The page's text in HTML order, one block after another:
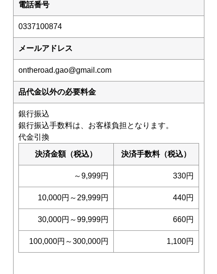
ポストカードセット
ポストカードブック（書籍）
電話番号
0337100874
メールアドレス
ontheroad.gao@gmail.com
品代金以外の必要料金
銀行振込
銀行振込手数料は、お客様負担となります。
代金引換
決済金額（税込） 決済手数料（税込）
～9,999円 330円
10,000円～29,999円 440円
30,000円～99,999円 660円
100,000円～300,000円 1,100円